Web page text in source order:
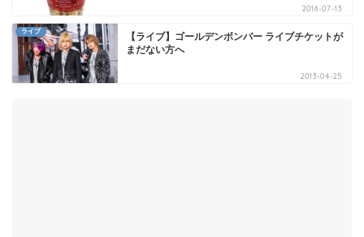
2016-07-13
ライブ
【ライブ】ゴールデンボンバー ライブチケットが
まだない方へ
2013-04-25